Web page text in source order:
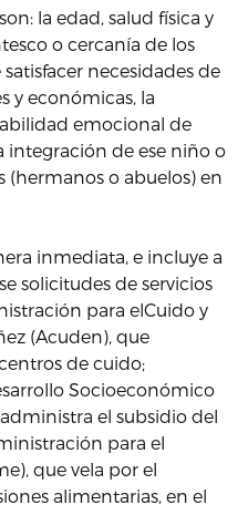
la edad, salud física y
o cercanía de los
necesidades de
y económicas, la
emocional de
integración de ese niño o
(hermanos o abuelos) en
inmediata, e incluye a
solicitudes de servicios
para elCuido y
(Acuden), que
de cuido;
Socioeconómico
el subsidio del
para el
que vela por el
alimentarias, en el